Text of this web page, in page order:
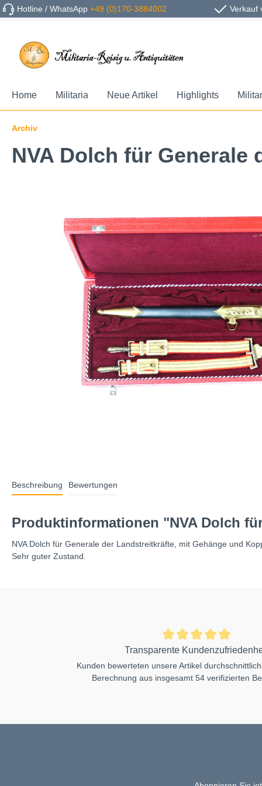
Hotline / WhatsApp+49 (0)170-3884002 Verkauf
Home Militaria Neue Artikel Highlights
Archiv
NVA Dolch für Generale
Beschreibung Bewertungen
Produktinformationen "NVA Dolch
NVA Dolch für Generale der Landstreitkräfte, mit Gehänge und
Sehr guter Zustand.
Transparente
Kunden bewerteten unsere Artikel
Berechnung aus insgesamt 54 verifizierten